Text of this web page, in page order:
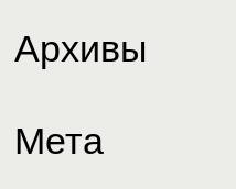
Архивы
Мета